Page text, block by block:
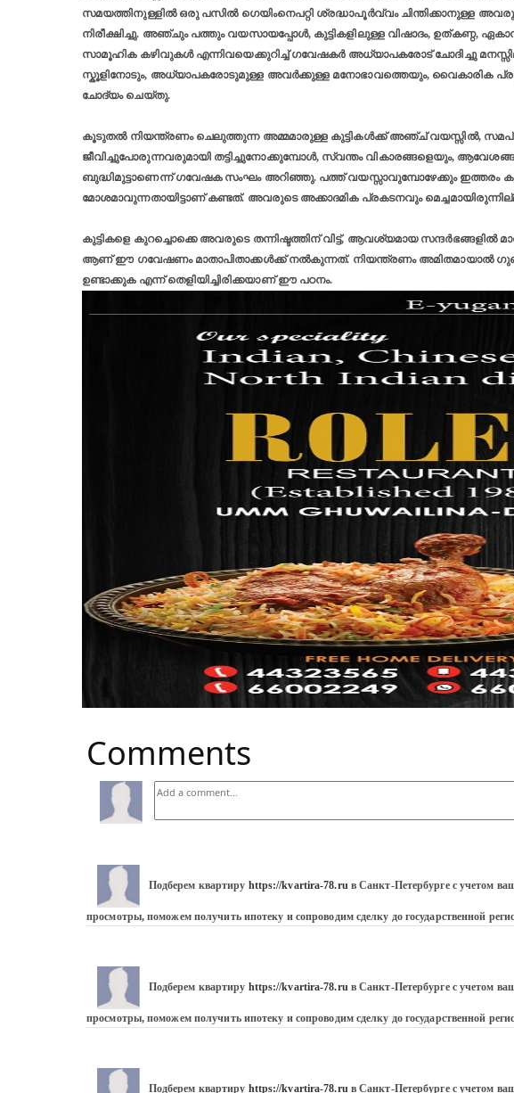
സമയത്തിനുള്ളിൽ ഒരു പസില്‍ ഗെയിംനെപറ്റി ശ്രദ്ധാപൂർവ്വം ചിന്തിക്കാനുള്ള
നിരീക്ഷിച്ചു. അഞ്ചും പത്തും വയസായപ്പോൾ, കുട്ടികളിലുള്ള വിഷാദം, ഉത്കണ്ഠ,
സാമൂഹിക കഴിവുകൾ എന്നിവയെക്കുറിച്ച് ഗവേഷകര്‍ അധ്യാപകരോട് ചോദിച്ചു
സ്കൂളിനോടും, അധ്യാപകരോടുമുള്ള അവർക്കുള്ള മനോഭാവത്തെയും, വൈകാരിക
ചോദ്യം ചെയ്തു.
കൂടുതൽ നിയന്ത്രണം ചെലുത്തുന്ന അമ്മമാരുള്ള കുട്ടികൾക്ക് അഞ്ച് വയസ്സിൽ,
ജീവിച്ചുപോരുന്നവരുമായി തട്ടിച്ചുനോക്കുമ്പോൾ, സ്വന്തം വികാരങ്ങളെയും,
ബുദ്ധിമുട്ടാണെന്ന് ഗവേഷക സംഘം അറിഞ്ഞു. പത്ത് വയസ്സാവുമ്പോഴേക്കും
മോശമാവുന്നതായിട്ടാണ് കണ്ടത്. അവരുടെ അക്കാദമിക പ്രകടനവും
കുട്ടികളെ കുറച്ചൊക്കെ അവരുടെ തന്നിഷ്ടത്തിന് വിട്ട്, ആവശ്യമായ
ആണ് ഈ ഗവേഷണം മാതാപിതാക്കള്‍ക്ക് നല്‍കുന്നത്. നിയന്ത്രണം അമിതമായാല്‍
ഉണ്ടാക്കുക എന്ന് തെളിയിച്ചിരിക്കയാണ് ഈ പഠനം.
Comments
Подберем квартиру https://kvartira-78.ru в Санкт-Петербурге с учетом
просмотры, поможем получить ипотеку и сопроводим сделку до государственной
Подберем квартиру https://kvartira-78.ru в Санкт-Петербурге с учетом
просмотры, поможем получить ипотеку и сопроводим сделку до государственной
Подберем квартиру https://kvartira-78.ru в Санкт-Петербурге с учетом